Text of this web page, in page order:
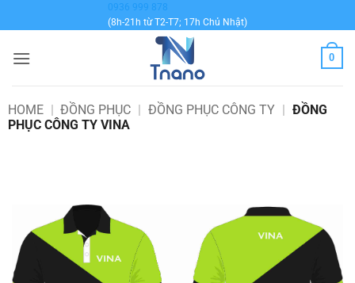
qua
dung
0936 999 878
(8h-21h từ T2-T7; 17h Chủ Nhật)
0
HOME | ĐỒNG PHỤC | ĐỒNG PHỤC CÔNG TY | ĐỒNG
PHỤC CÔNG TY VINA